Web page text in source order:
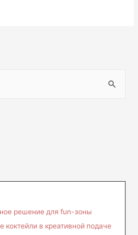
решение для fun-зоны
в креативной подаче